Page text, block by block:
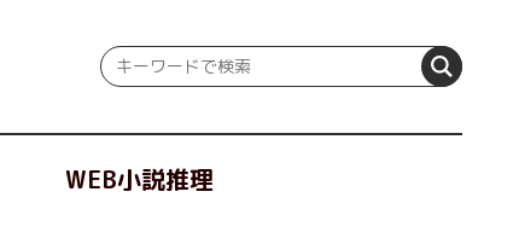
WEB小説推理